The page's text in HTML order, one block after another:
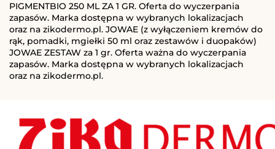
PIGMENTBIO 250 ML ZA 1 GR. Oferta do wyczerpania
zapasów. Marka dostępna w wybranych lokalizacjach
oraz na zikodermo.pl. JOWAE (z wyłączeniem kremów do
rąk, pomadki, mgiełki 50 ml oraz zestawów i duopaków)
JOWAE ZESTAW za 1 gr. Oferta ważna do wyczerpania
zapasów. Marka dostępna w wybranych lokalizacjach
oraz na zikodermo.pl.